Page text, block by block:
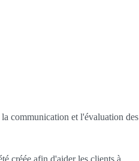
communication et l'évaluation des
créée afin d'aider les clients à